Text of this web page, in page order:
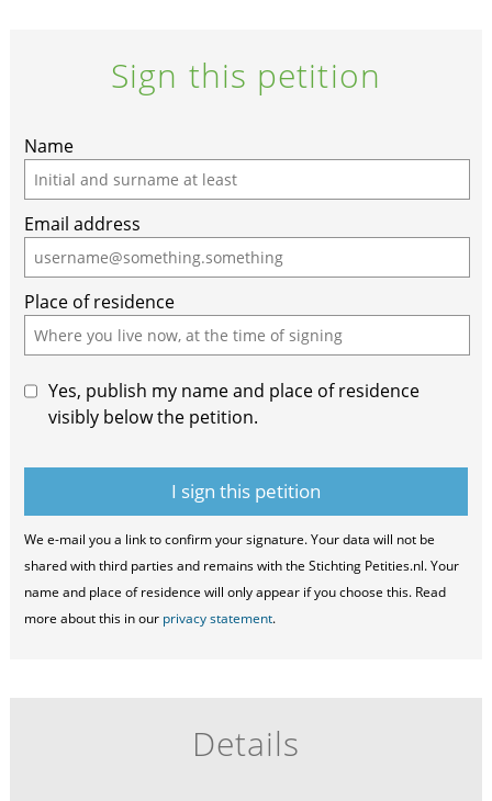
Sign this petition
Name
Email address
Place of residence
Yes, publish my name and place of residence
visibly below the petition.
We e-mail you a link to confirm your signature. Your data will not be
shared with third parties and remains with the Stichting Petities.nl. Your
name and place of residence will only appear if you choose this. Read
more about this in our privacy statement.
Details